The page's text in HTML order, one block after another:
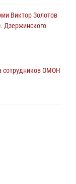
Виктор Золотов
Дзержинского
сотрудников ОМОН
Центрального